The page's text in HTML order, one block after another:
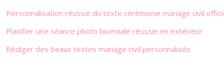
Personnalisation réussie du texte cérémonie mariage civil
Planifier une séance photo hivernale réussie en extérieur
Rédiger des beaux textes mariage civil personnalisés